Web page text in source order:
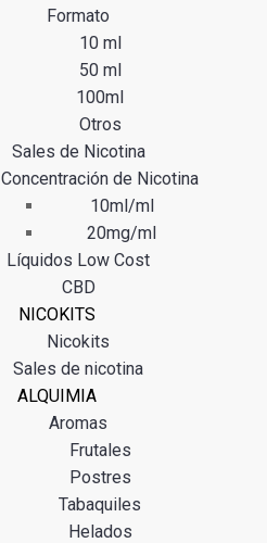
Formato
10 ml
50 ml
100ml
Otros
Sales de Nicotina
Concentración de Nicotina
10ml/ml
20mg/ml
Líquidos Low Cost
CBD
NICOKITS
Nicokits
Sales de nicotina
ALQUIMIA
Aromas
Frutales
Postres
Tabaquiles
Helados